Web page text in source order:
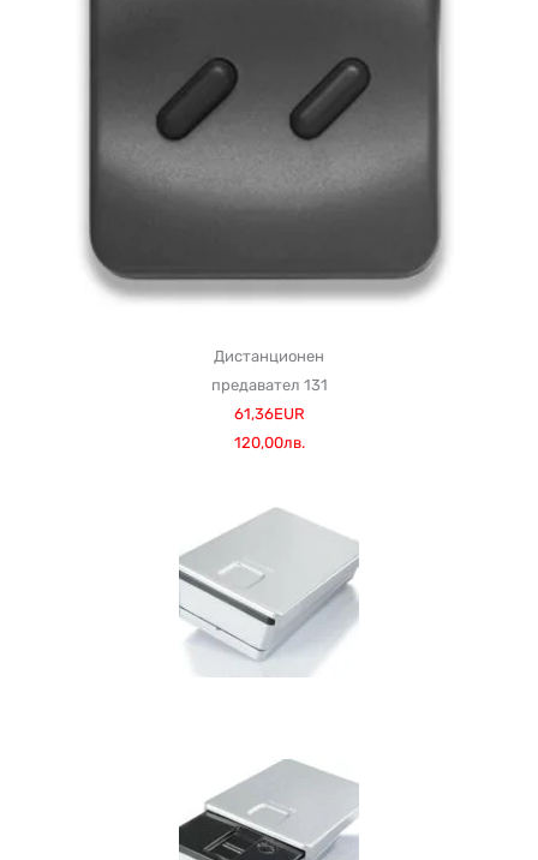
Дистанционен
предавател 131
61,36EUR
120,00лв.